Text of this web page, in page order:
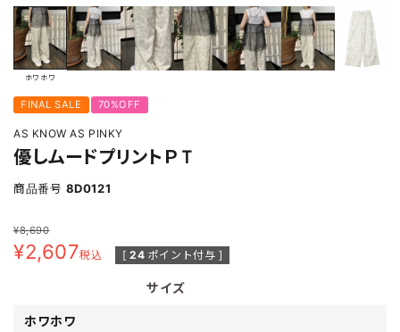
ホワホワ
FINAL SALE 70%OFF
AS KNOW AS PINKY
優しムードプリントＰＴ
商品番号 8D0121
¥8,690
¥2,607税込 [ 24 ポイント付与 ]
サイズ
ホワホワ